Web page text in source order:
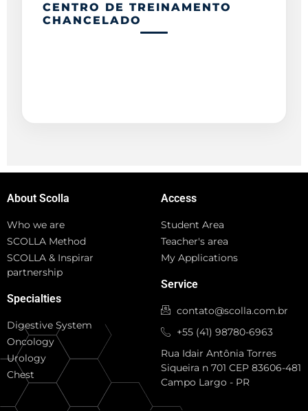
CENTRO DE TREINAMENTO
CHANCELADO
About Scolla
Who we are
SCOLLA Method
SCOLLA & Inspirar
partnership
Specialties
Digestive System
Oncology
Urology
Chest
Access
Student Area
Teacher's area
My Applications
Service
contato@scolla.com.br
+55 (41) 98780-6963
Rua Idair Antônia Torres
Siqueira n 701 CEP 83606-481
Campo Largo - PR